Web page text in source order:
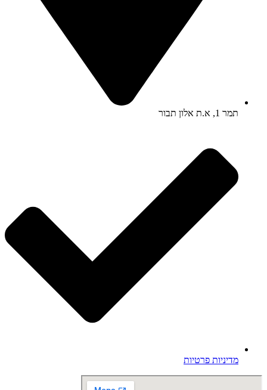
תמר 1, א.ת אלון תבור
מדיניות פרטיות